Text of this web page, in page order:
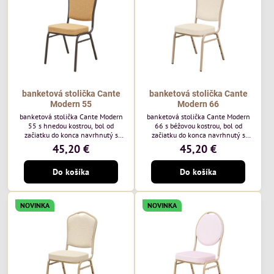
každodenné...
banketová stolička Cante
Modern 55
banketová stolička Cante Modern
55 s hnedou kostrou, bol od
začiatku do konca navrhnutý s
ohľadom na elegantné a
sofistikované priestory pre
pohostinstvá. Má hnedý rám a
medovo tónované čalúnenie Moss
48 od poľskej značky Davis –
medový odtieň s mäkkým
povrchom - je ideálna do svetlých
priestorov. Stolička kombinuje
klasický dizajn s modernou
funkčnosťou. Je odolná, pohodlná a
pripravená na...
45,20 €
Do košíka
banketová stolička Cante
Modern 66
banketová stolička Cante Modern
66 s béžovou kostrou, bol od
začiatku do konca navrhnutý s
ohľadom na elegantné a
sofistikované priestory pre
pohostinstvá. Má béžový rám a
čalúnenie Soro 02 od poľskej
značky Davis – béžová farba s
mäkkým povrchom je ideálna do
svetlých priestorov. Stolička
kombinuje klasický dizajn s
modernou funkčnosťou. Je odolná,
pohodlná a pripravená na
každodenné použitie...
45,20 €
Do košíka
NOVINKA NOVINKA